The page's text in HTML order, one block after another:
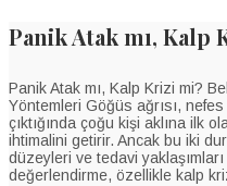
Panik Atak mı, Kalp
Panik Atak mı, Kalp Krizi mi?
Yöntemleri Göğüs ağrısı,
çıktığında çoğu kişi aklına ilk
ihtimalini getirir. Ancak bu iki
düzeyleri ve tedavi yaklaşımları
değerlendirme, özellikle kalp